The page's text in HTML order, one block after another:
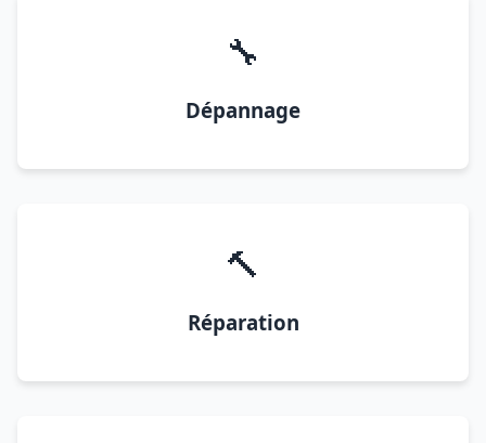
🔧
Dépannage
🔨
Réparation